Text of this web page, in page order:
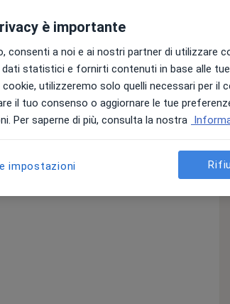
delle patologie di pertinenza
conservativo e infine a quello
appassionato al mondo
lavoro è diventata una passione. Il
principalmente sulla chirurgia
e sulla traumatologia sportiva
costante formazione frequentando
sulle tecniche più
di Roma “Sapienza” con
in Ortopedia e Traumatologia
è importante
consenti a noi e ai nostri partner di utilizzare
statistici e fornirti contenuti in base alle tue
utilizzeremo solo quelli necessari per il
il tuo consenso o aggiornare le tue
Per saperne di più, consulta la nostra
impostazioni